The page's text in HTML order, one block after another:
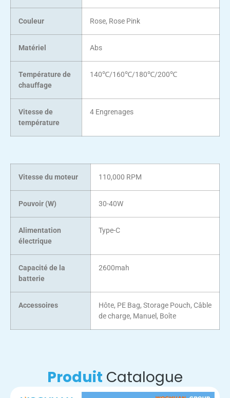
Couleur Rose, Rose Pink
Matériel Abs
Température de
chauffage
140℃/160℃/180℃/200℃
Vitesse de
température
4 Engrenages
Vitesse du moteur 110,000 RPM
Pouvoir (W) 30-40W
Alimentation
électrique
Type-C
Capacité de la
batterie
2600mah
Accessoires Hôte, PE Bag, Storage Pouch, Câble
de charge, Manuel, Boîte
Produit Catalogue